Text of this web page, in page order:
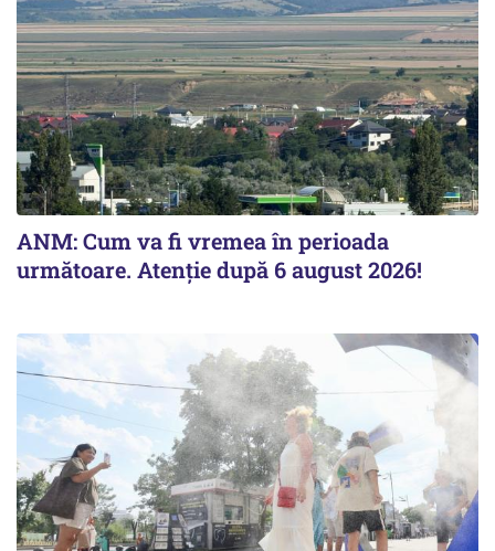
ANM: Cum va fi vremea în perioada
următoare. Atenție după 6 august 2026!